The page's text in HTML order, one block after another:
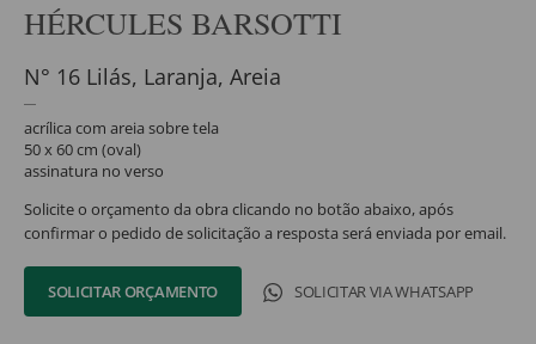
HÉRCULES BARSOTTI
N° 16 Lilás, Laranja, Areia
acrílica com areia sobre tela
50 x 60 cm (oval)
assinatura no verso
Solicite o orçamento da obra clicando no botão abaixo, após
confirmar o pedido de solicitação a resposta será enviada por email.
SOLICITAR ORÇAMENTO SOLICITAR VIA WHATSAPP